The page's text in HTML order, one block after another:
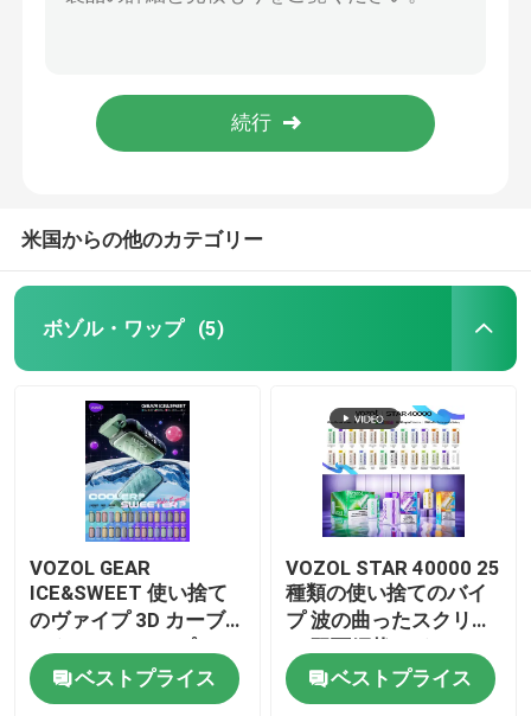
GEEKBAR バイアス
Uwell Vape
蒸気蒸気
HQD バイプ
EPLUS バイプ
オールドスクール バイプ
米国からの他のカテゴリー
ボゾル・ワップ (5)
VOZOL GEAR
ICE&SWEET 使い捨て
のヴァイプ 3D カーブ
スクリーン,トリプルメ
ッシュコイル,1100mAh
リチャージ可能なバッ
ベストプライス
VOZOL STAR 40000 25
種類の使い捨てのバイ
プ 波の曲ったスクリー
ン 双面網状コイル
1000mAh充電電池
ベストプライス